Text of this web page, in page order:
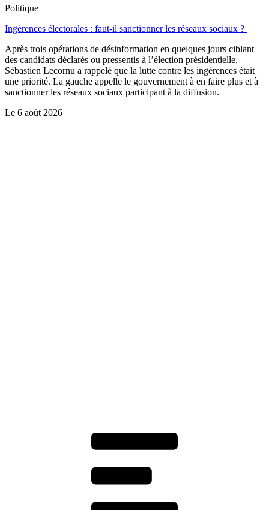
Politique
Ingérences électorales : faut-il sanctionner les réseaux sociaux ?
Après trois opérations de désinformation en quelques jours ciblant
des candidats déclarés ou pressentis à l’élection présidentielle,
Sébastien Lecornu a rappelé que la lutte contre les ingérences était
une priorité. La gauche appelle le gouvernement à en faire plus et à
sanctionner les réseaux sociaux participant à la diffusion.
Le 6 août 2026